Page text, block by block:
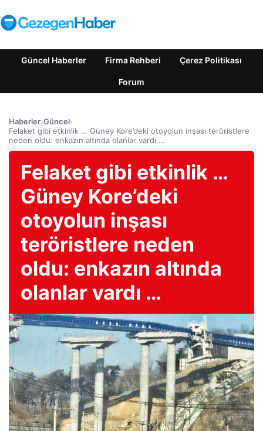
Güncel Haberler Firma Rehberi Çerez Politikası
Forum
Haberler›Güncel›
Felaket gibi etkinlik … Güney Kore’deki otoyolun inşası teröristlere
neden oldu: enkazın altında olanlar vardı …
Felaket gibi etkinlik …
Güney Kore’deki
otoyolun inşası
teröristlere neden
oldu: enkazın altında
olanlar vardı …